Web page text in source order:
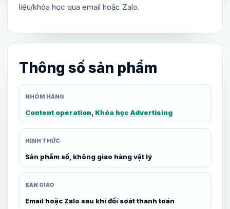
liệu/khóa học qua email hoặc Zalo.
Thông số sản phẩm
NHÓM HÀNG
Content operation Khóa học Advertising
HÌNH THỨC
Sản phẩm số, không giao hàng vật lý
BÀN GIAO
Email hoặc Zalo sau khi đối soát thanh toán